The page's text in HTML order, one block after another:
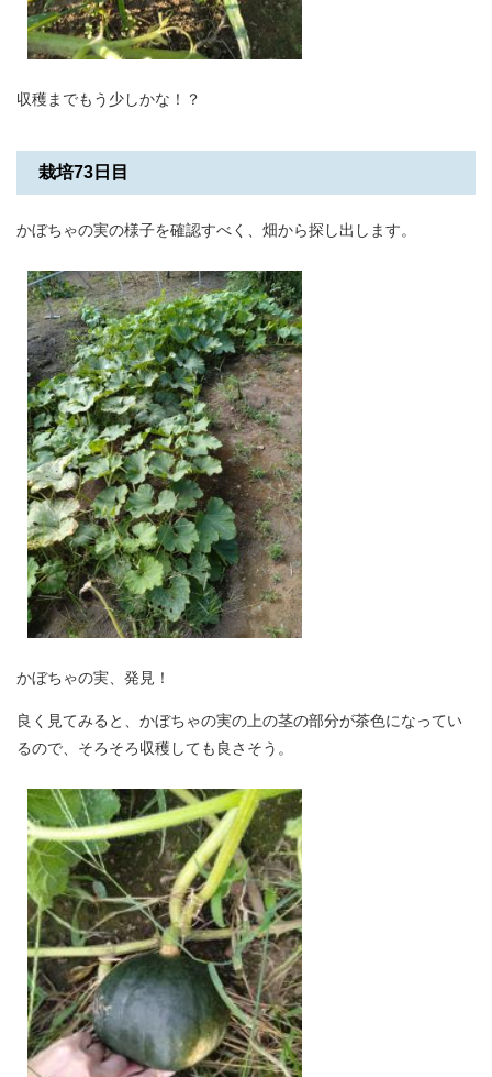
収穫までもう少しかな！？
栽培73日目
かぼちゃの実の様子を確認すべく、畑から探し出します。
かぼちゃの実、発見！
良く見てみると、かぼちゃの実の上の茎の部分が茶色になってい
るので、そろそろ収穫しても良さそう。